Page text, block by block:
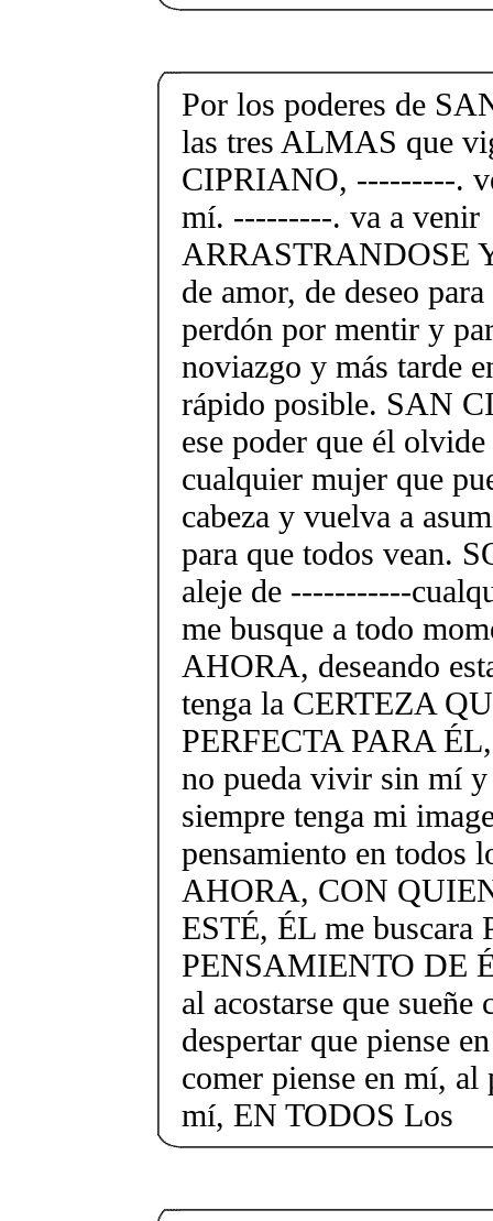
Por los poderes de
las tres ALMAS que
CIPRIANO, ---------.
mí. ---------. va a venir
ARRASTRANDOSE
de amor, de deseo
perdón por mentir y
noviazgo y más tarde
rápido posible. SAN
ese poder que él
cualquier mujer que
cabeza y vuelva a
para que todos vean.
aleje de -----------
me busque a todo
AHORA, deseando
tenga la CERTEZA
PERFECTA PARA
no pueda vivir sin mí
siempre tenga mi
pensamiento en todos
AHORA, CON
ESTÉ, ÉL me buscara
PENSAMIENTO DE
al acostarse que sueñe
despertar que piense
comer piense en mí, al
mí, EN TODOS Los